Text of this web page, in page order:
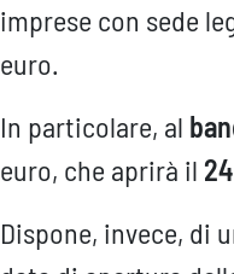
imprese con sede
euro.
In particolare, al
euro, che aprirà il
Dispone, invece, di